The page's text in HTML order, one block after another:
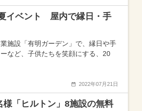
イベント 屋内で縁日・手
施設「有明ガーデン」で、縁日や手
など、子供たちを笑顔にする、20
2022年07月21日
様「ヒルトン」8施設の無料